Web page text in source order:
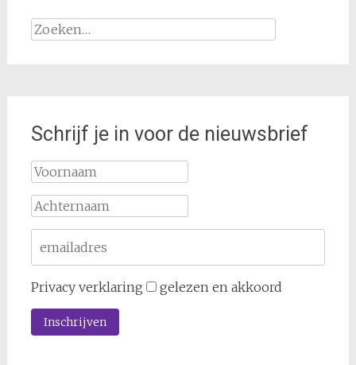
Zoeken
Schrijf je in voor de nieuwsbrief
Privacy verklaring gelezen en akkoord